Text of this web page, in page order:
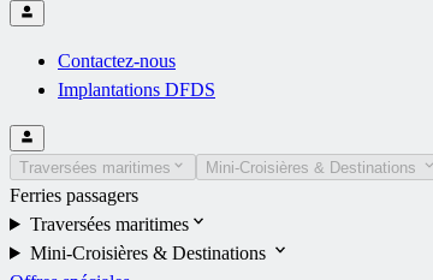
Contactez-nous
Implantations DFDS
Traversées maritimes Mini-Croisières & Destinations
Ferries passagers
Traversées maritimes
Mini-Croisières & Destinations